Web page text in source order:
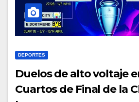
DEPORTES
Duelos de alto voltaje
Cuartos de Final de la